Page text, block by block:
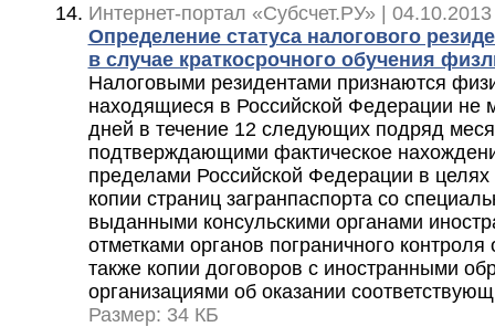
Интернет-портал «Субсчет.РУ» |
Определение статуса налогового
в случае краткосрочного обучения
Налоговыми резидентами признаются
находящиеся в Российской Федерации не
дней в течение 12 следующих подряд
подтверждающими фактическое
пределами Российской Федерации в целях
копии страниц загранпаспорта со
выданными консульскими органами
отметками органов пограничного
также копии договоров с иностранными
организациями об оказании
Размер: 34 КБ